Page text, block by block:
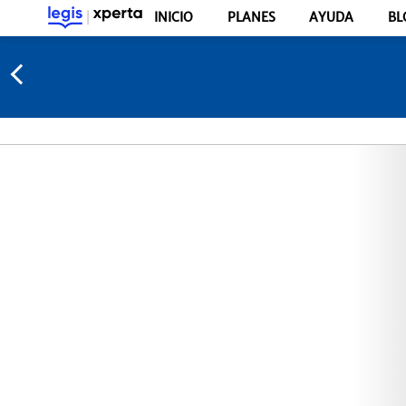
INICIO PLANES AYUDA